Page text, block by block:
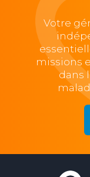
Votre
missions
dans